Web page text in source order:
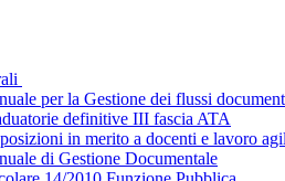
per la Gestione dei flussi
definitive III fascia ATA
in merito a docenti e lavoro
di Gestione Documentale